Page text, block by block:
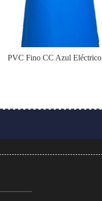
PVC Fino CC Azul Eléctrico